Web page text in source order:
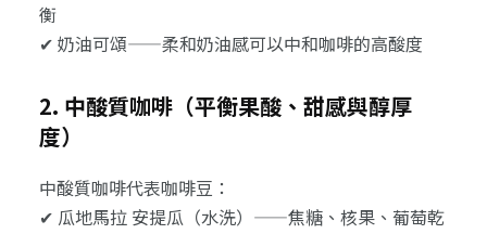
衡
✔ 奶油可頌——柔和奶油感可以中和咖啡的高酸度
2. 中酸質咖啡（平衡果酸、甜感與醇厚
度）
中酸質咖啡代表咖啡豆：
✔ 瓜地馬拉 安提瓜（水洗）——焦糖、核果、葡萄乾